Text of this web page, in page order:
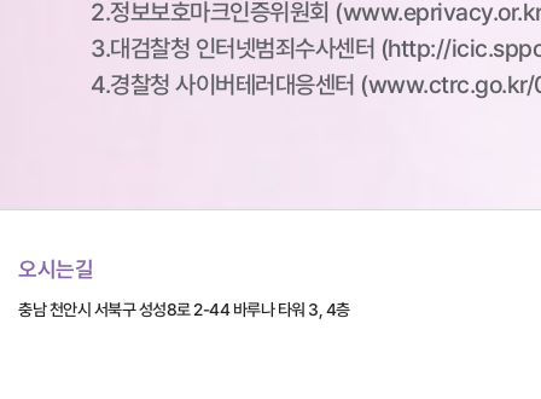
2.정보보호마크인증위원회
3.대검찰청 인터넷범죄수사센터 (http://
4.경찰청 사이버테러대응센터
오시는길
충남 천안시 서북구 성성8로 2-44 바루나 타워 3, 4층